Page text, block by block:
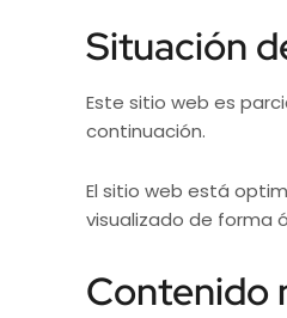
Situación
Este sitio web es
continuación.
El sitio web está
visualizado de forma
Contenido